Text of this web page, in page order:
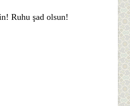
Ruhu şad olsun!